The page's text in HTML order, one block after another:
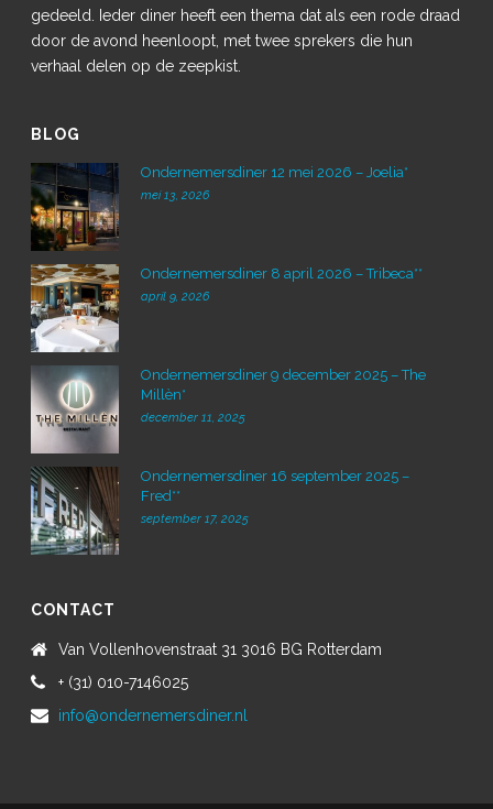
gedeeld. Ieder diner heeft een thema dat als een rode draad
door de avond heenloopt, met twee sprekers die hun
verhaal delen op de zeepkist.
BLOG
Ondernemersdiner 12 mei 2026 – Joelia*
mei 13, 2026
Ondernemersdiner 8 april 2026 – Tribeca**
april 9, 2026
Ondernemersdiner 9 december 2025 – The
Millèn*
december 11, 2025
Ondernemersdiner 16 september 2025 –
Fred**
september 17, 2025
CONTACT
Van Vollenhovenstraat 31 3016 BG Rotterdam
+ (31) 010-7146025
info@ondernemersdiner.nl